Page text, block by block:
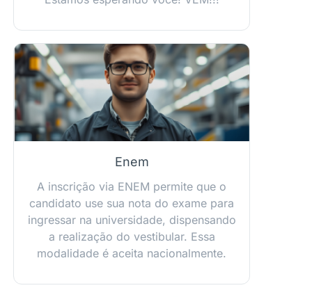
Enem
A inscrição via ENEM permite que o
candidato use sua nota do exame para
ingressar na universidade, dispensando
a realização do vestibular. Essa
modalidade é aceita nacionalmente.